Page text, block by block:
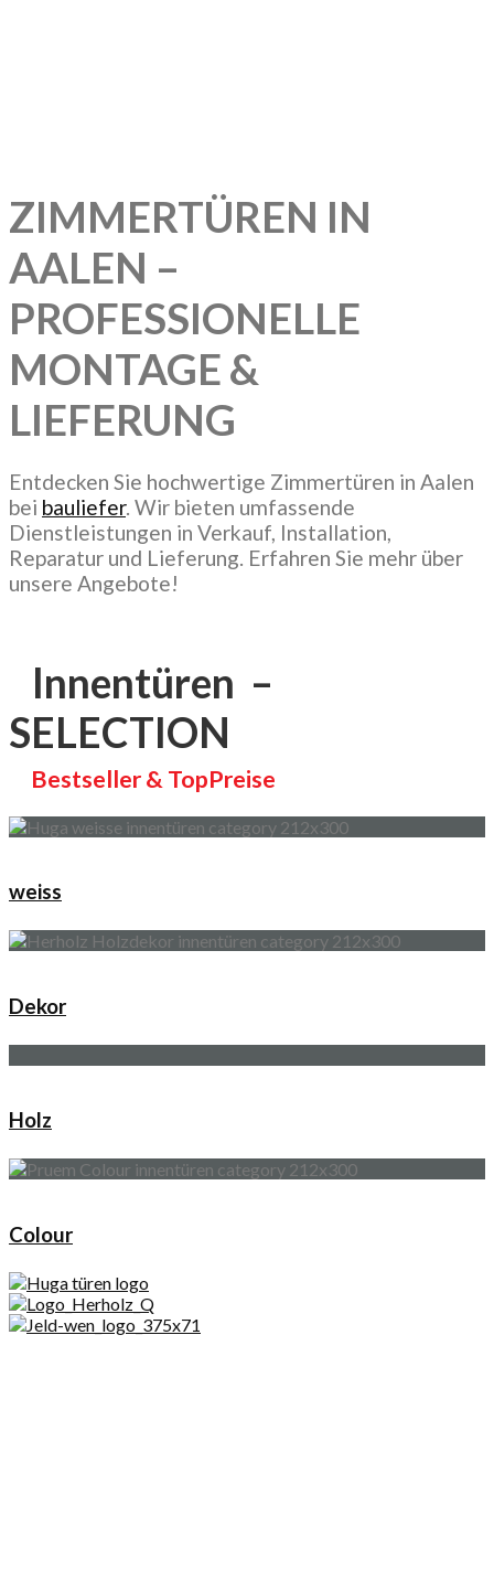
ZIMMERTÜREN IN
AALEN –
PROFESSIONELLE
MONTAGE &
LIEFERUNG
Entdecken Sie hochwertige Zimmertüren in Aalen
bei bauliefer. Wir bieten umfassende
Dienstleistungen in Verkauf, Installation,
Reparatur und Lieferung. Erfahren Sie mehr über
unsere Angebote!
Innentüren –
SELECTION
Bestseller & TopPreise
weiss
Dekor
Holz
Colour